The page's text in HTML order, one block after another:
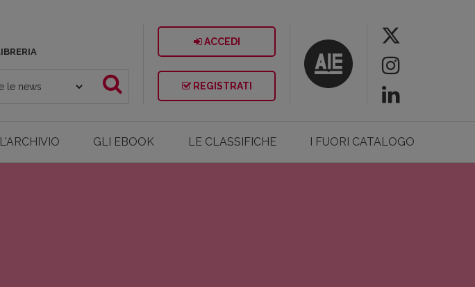
ACCEDI
REGISTRATI
L'ARCHIVIO GLI EBOOK LE CLASSIFICHE I FUORI CATALOGO